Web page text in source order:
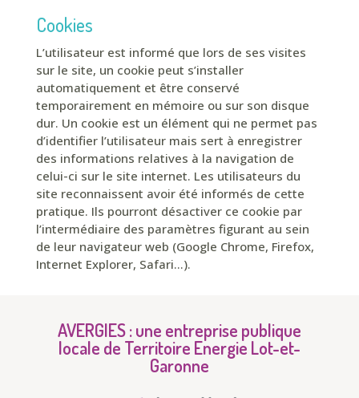
Cookies
L’utilisateur est informé que lors de ses visites
sur le site, un cookie peut s’installer
automatiquement et être conservé
temporairement en mémoire ou sur son disque
dur. Un cookie est un élément qui ne permet pas
d’identifier l’utilisateur mais sert à enregistrer
des informations relatives à la navigation de
celui-ci sur le site internet. Les utilisateurs du
site reconnaissent avoir été informés de cette
pratique. Ils pourront désactiver ce cookie par
l’intermédiaire des paramètres figurant au sein
de leur navigateur web (Google Chrome, Firefox,
Internet Explorer, Safari…).
AVERGIES : une entreprise publique
locale de Territoire Energie Lot-et-
Garonne